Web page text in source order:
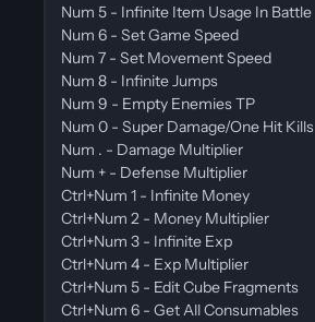
Num 5 - Infinite Item Usage In Battle
Num 6 - Set Game Speed
Num 7 - Set Movement Speed
Num 8 - Infinite Jumps
Num 9 - Empty Enemies TP
Num 0 - Super Damage/One Hit Kills
Num . - Damage Multiplier
Num + - Defense Multiplier
Ctrl+Num 1 - Infinite Money
Ctrl+Num 2 - Money Multiplier
Ctrl+Num 3 - Infinite Exp
Ctrl+Num 4 - Exp Multiplier
Ctrl+Num 5 - Edit Cube Fragments
Ctrl+Num 6 - Get All Consumables